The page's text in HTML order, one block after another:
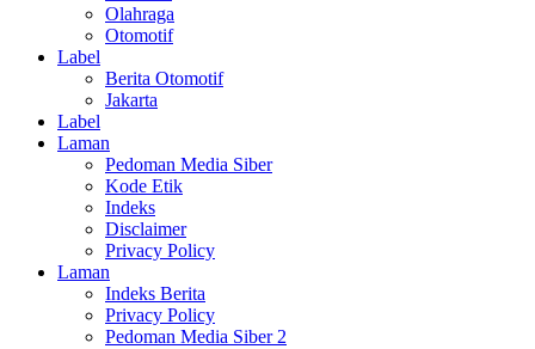
Olahraga
Otomotif
Label
Berita Otomotif
Jakarta
Label
Laman
Pedoman Media Siber
Kode Etik
Indeks
Disclaimer
Privacy Policy
Laman
Indeks Berita
Privacy Policy
Pedoman Media Siber 2